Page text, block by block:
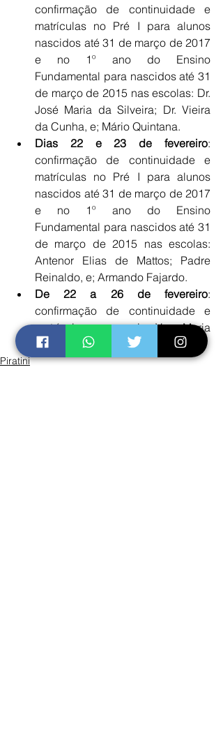
confirmação de continuidade e
matrículas no Pré I para alunos
nascidos até 31 de março de 2017
e no 1º ano do Ensino
Fundamental para nascidos até 31
de março de 2015 nas escolas: Dr.
José Maria da Silveira; Dr. Vieira
da Cunha, e; Mário Quintana.
Dias 22 e 23 de fevereiro:
confirmação de continuidade e
matrículas no Pré I para alunos
nascidos até 31 de março de 2017
e no 1º ano do Ensino
Fundamental para nascidos até 31
de março de 2015 nas escolas:
Antenor Elias de Mattos; Padre
Reinaldo, e; Armando Fajardo.
De 22 a 26 de fevereiro:
confirmação de continuidade e
matrículas nas escolas Vera Maria
da Silveira e Alaôr Tarouco.
Piratini